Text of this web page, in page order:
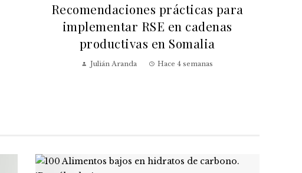
Recomendaciones prácticas para
implementar RSE en cadenas
productivas en Somalia
Julián Aranda Hace 4 semanas